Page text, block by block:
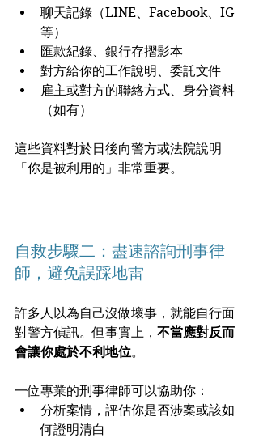
聊天記錄（LINE、Facebook、IG
等）
匯款紀錄、銀行存摺影本
對方給你的工作說明、委託文件
雇主或對方的聯絡方式、身分資料
（如有）
這些資料對於日後向警方或法院說明
「你是被利用的」非常重要。
自救步驟二：盡速諮詢刑事律
師，避免誤踩地雷
許多人以為自己沒做壞事，就能自行面
對警方偵訊。但事實上， 不當應對反而
會讓你處於不利地位。
一位專業的刑事律師可以協助你：
分析案情，評估你是否涉案或該如
何證明清白